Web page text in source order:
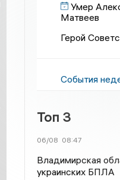
Умер
Матвеев
Герой
События
Топ 3
06/08 08:47
Владимирская
украинских БПЛА